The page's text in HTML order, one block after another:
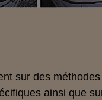
sur des
ainsi que